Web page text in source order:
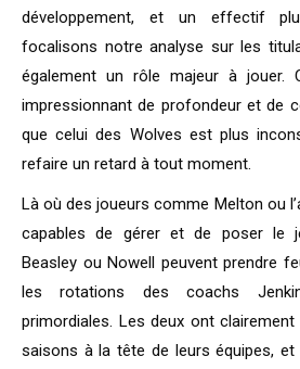
développement, et un effectif
focalisons notre analyse sur les
également un rôle majeur à jouer.
impressionnant de profondeur et de
que celui des Wolves est plus
refaire un retard à tout moment.
Là où des joueurs comme Melton ou
capables de gérer et de poser le
Beasley ou Nowell peuvent prendre
les rotations des coachs
primordiales. Les deux ont
saisons à la tête de leurs équipes, et